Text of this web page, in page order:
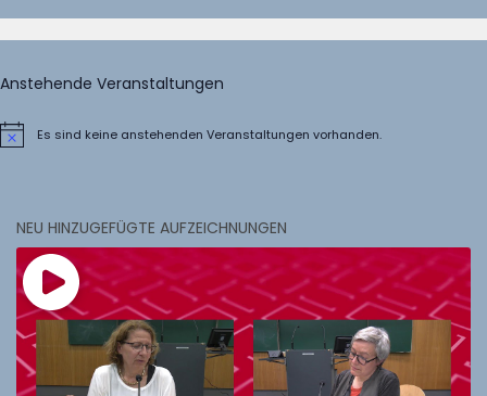
Anstehende Veranstaltungen
HinweisEs sind keine anstehenden Veranstaltungen vorhanden.
NEU HINZUGEFÜGTE AUFZEICHNUNGEN